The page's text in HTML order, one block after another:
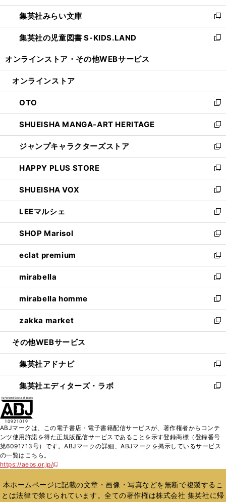
開
く
ウ
で
開
く
ン
ド
ウ
で
ウ
ィ
ン
ド
開
集英社みらい文庫
新
し
い
ン
ウ
で
開
く
集英社の児童図書 S-KIDS.LAND
新
ウ
ン
ド
ウ
で
開
く
オンラインストア・ その他WEBサービス
オンラインストア
OTO
新
し
い
ウ
ィ
ン
ド
ウ
で
開
く
SHUEISHA MANGA-ART HERITAGE
新
し
い
ウ
ィ
ン
ド
ウ
で
開
く
ジャンプキャラクターズストア
新
し
い
ウ
ィ
ン
ド
ウ
で
開
く
HAPPY PLUS STORE
新
し
い
ウ
ィ
ン
ド
ウ
で
開
く
SHUEISHA VOX
新
し
い
ウ
ィ
ン
ド
ウ
で
開
く
LEEマルシェ
新
し
い
ウ
ィ
ン
ド
ウ
で
開
く
SHOP Marisol
新
し
い
ウ
ィ
ン
ド
ウ
で
開
eclat premium
新
し
い
ウ
ィ
ン
ド
ウ
開
く
mirabella
新
し
い
ウ
ィ
ン
ウ
で
開
く
mirabella homme
新
し
い
ウ
ン
ド
ウ
で
zakka market
新
し
ウ
ィ
ン
ド
く
その他WEBサービス
集英社アドナビ
新
し
い
ド
ウ
で
集英社エディターズ・ラボ
新
ィ
ン
ド
開
く
ABJマークは、この電子書店・電子書籍配信サービスが、著作権者からコンテ
ンツ使用許諾を得た正規版配信サービスであることを示す登録商標（登録番号
第6091713号）です。ABJマークの詳細、ABJマークを掲示しているサービス
の一覧はこちら。
https://aebs.or.jp/
新
い
ウ
ィ
本ホームページに記載の文章・画像・写真などを無断で複製するこ
とは法律で禁じられています。全ての著作権は株式会社 集英社に帰